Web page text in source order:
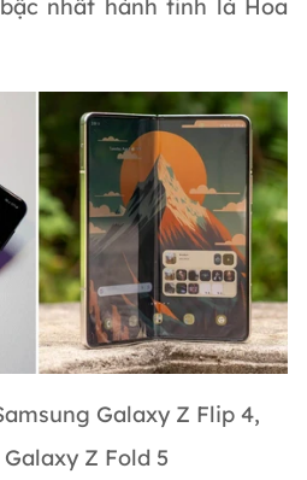
nhất hành tinh là Hoa
Galaxy Z Flip 4,
Z Fold 5